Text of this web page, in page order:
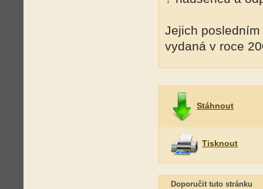
Jejich
vydaná v roce
Stáhnout
Tisknout
Doporučit tuto stránku